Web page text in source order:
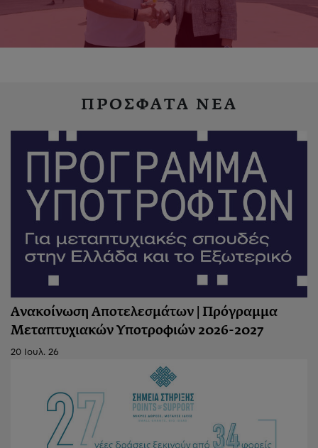
ΠΡΟΣΦΑΤΑ ΝΕΑ
Ανακοίνωση Αποτελεσμάτων | Πρόγραμμα
Μεταπτυχιακών Υποτροφιών 2026-2027
20 Ιουλ. 26